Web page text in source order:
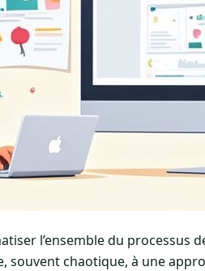
l’ensemble du processus
souvent chaotique, à une